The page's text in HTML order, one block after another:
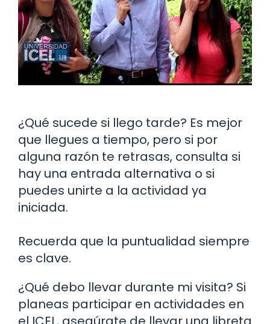
¿Qué sucede si llego tarde? Es mejor
que llegues a tiempo, pero si por
alguna razón te retrasas, consulta si
hay una entrada alternativa o si
puedes unirte a la actividad ya
iniciada.
Recuerda que la puntualidad siempre
es clave.
¿Qué debo llevar durante mi visita? Si
planeas participar en actividades en